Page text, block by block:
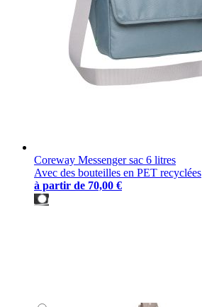
Coreway Messenger sac 6 litres
Avec des bouteilles en PET recyclées
à partir de 70,00 €